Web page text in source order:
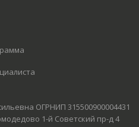
ОГРНИП 315500900004431
1-й Советский пр-д 4